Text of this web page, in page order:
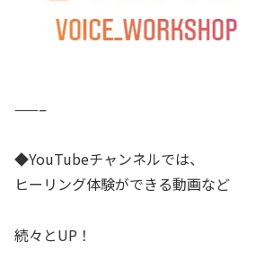
——–
◆YouTubeチャンネルでは、
ヒーリング体験ができる動画など
続々とUP！